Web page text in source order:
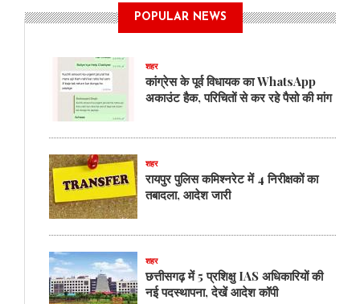
POPULAR NEWS
शहर
कांग्रेस के पूर्व विधायक का WhatsApp
अकाउंट हैक, परिचितों से कर रहे पैसो की मांग
शहर
रायपुर पुलिस कमिश्नरेट में 4 निरीक्षकों का
तबादला, आदेश जारी
शहर
छत्तीसगढ़ में 5 प्रशिक्षु IAS अधिकारियों की
नई पदस्थापना, देखें आदेश कॉपी